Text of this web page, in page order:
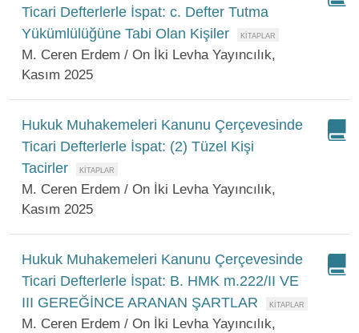
Ticari Defterlerle İspat: c. Defter Tutma
Yükümlülüğüne Tabi Olan Kişiler
M. Ceren Erdem / On İki Levha Yayıncılık,
Kasım 2025
Hukuk Muhakemeleri Kanunu Çerçevesinde
Ticari Defterlerle İspat: (2) Tüzel Kişi
Tacirler
M. Ceren Erdem / On İki Levha Yayıncılık,
Kasım 2025
Hukuk Muhakemeleri Kanunu Çerçevesinde
Ticari Defterlerle İspat: B. HMK m.222/II VE
III GEREĞİNCE ARANAN ŞARTLAR
M. Ceren Erdem / On İki Levha Yayıncılık,